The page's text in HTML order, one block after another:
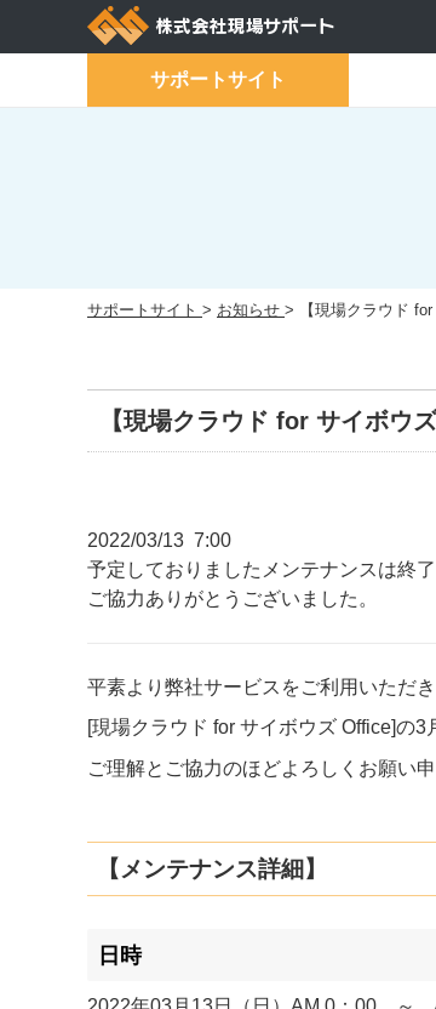
サポートサイト
サポートサイト > お知らせ > 【現場クラウド
【現場クラウド for サイボウ
2022/03/13 7:00
予定しておりましたメンテナンスは終了
ご協力ありがとうございました。
平素より弊社サービスをご利用いただ
[現場クラウド for サイボウズ Office]の3
ご理解とご協力のほどよろしくお願い申
【メンテナンス詳細】
日時